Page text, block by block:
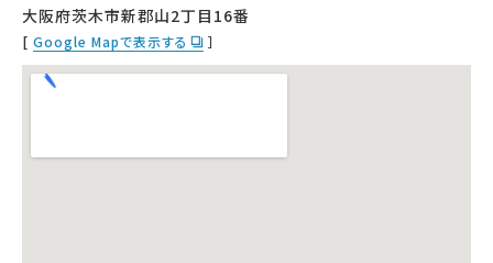
大阪府茨木市新郡山2丁目16番
[ Google Mapで表示する ］